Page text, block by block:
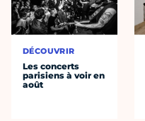
DÉCOUVRIR
Les concerts
parisiens à voir en
août